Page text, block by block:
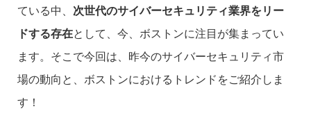
ている中、 次世代のサイバーセキュリティ業界をリー
ドする存在として、今、ボストンに注目が集まってい
ます。そこで今回は、昨今のサイバーセキュリティ市
場の動向と、ボストンにおけるトレンドをご紹介しま
す！